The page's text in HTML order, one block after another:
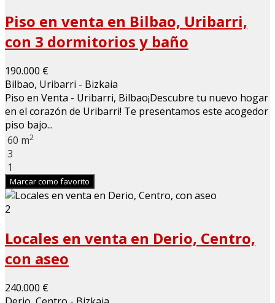
Piso en venta en Bilbao, Uribarri,
con 3 dormitorios y baño
190.000 €
Bilbao, Uribarri - Bizkaia
Piso en Venta - Uribarri, Bilbao¡Descubre tu nuevo hogar
en el corazón de Uribarri! Te presentamos este acogedor
piso bajo...
60 m2
3
1
Marcar como favorito
2
Locales en venta en Derio, Centro,
con aseo
240.000 €